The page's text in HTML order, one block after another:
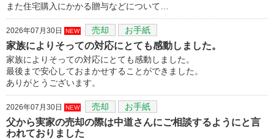
また住宅購入にかかる贈与などについて…
2026年07月30日 NEW 売却 お手紙
家族によりそっての対応にとても感動しました。
家族によりそっての対応にとても感動しました。
最後まで安心しておまかせすることができました。
ありがとうございます。
2026年07月30日 NEW 売却 お手紙
父から実家の売却の際は中道さんにご相談するようにと言
われておりました